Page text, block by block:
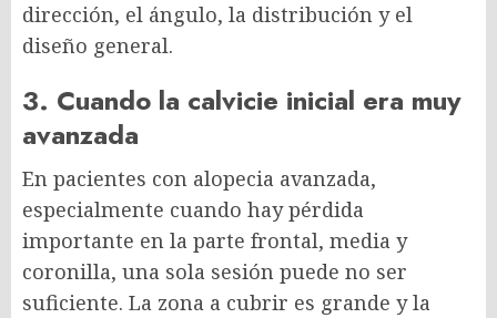
dirección, el ángulo, la distribución y el
diseño general.
3. Cuando la calvicie inicial era muy
avanzada
En pacientes con alopecia avanzada,
especialmente cuando hay pérdida
importante en la parte frontal, media y
coronilla, una sola sesión puede no ser
suficiente. La zona a cubrir es grande y la